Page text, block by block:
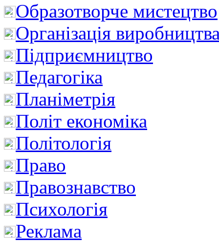
Образотворче мистецтво
Організація
Підприємництво
Педагогіка
Планіметрія
Політ економіка
Політологія
Право
Правознавство
Психологія
Реклама